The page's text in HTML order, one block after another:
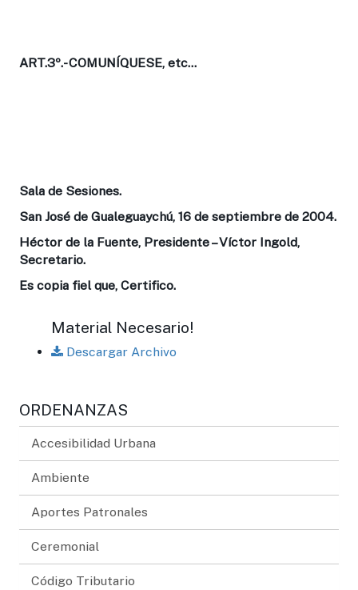
ART.3º.-COMUNÍQUESE, etc...
Sala de Sesiones.
San José de Gualeguaychú, 16 de septiembre de 2004.
Héctor de la Fuente, Presidente – Víctor Ingold,
Secretario.
Es copia fiel que, Certifico.
Material Necesario!
Descargar Archivo
ORDENANZAS
Accesibilidad Urbana
Ambiente
Aportes Patronales
Ceremonial
Código Tributario